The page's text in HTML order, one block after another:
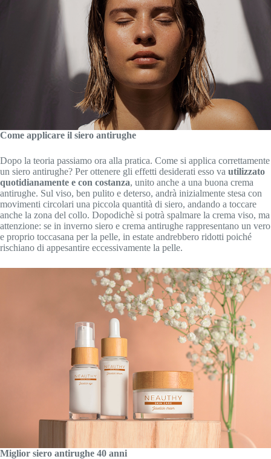
Come applicare il siero antirughe
Dopo la teoria passiamo ora alla pratica. Come si applica correttamente
un siero antirughe? Per ottenere gli effetti desiderati esso va utilizzato
quotidianamente e con costanza, unito anche a una buona crema
antirughe. Sul viso, ben pulito e deterso, andrà inizialmente stesa con
movimenti circolari una piccola quantità di siero, andando a toccare
anche la zona del collo. Dopodichè si potrà spalmare la crema viso, ma
attenzione: se in inverno siero e crema antirughe rappresentano un vero
e proprio toccasana per la pelle, in estate andrebbero ridotti poiché
rischiano di appesantire eccessivamente la pelle.
Miglior siero antirughe 40 anni